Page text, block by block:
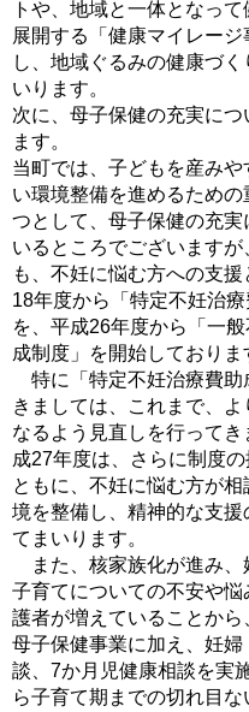
トや、地域と一体となっ
展開する「健康マイレー
し、地域ぐるみの健康づく
いります。
次に、母子保健の充実につ
ます。
当町では、子どもを産みや
い環境整備を進めるための
つとして、母子保健の充実
いるところでございますが
も、不妊に悩む方への支
18年度から「特定不妊治療
を、平成26年度から「一
成制度」を開始しておりま
特に「特定不妊治療費助
きましては、これまで、よ
なるよう見直しを行って
成27年度は、さらに制度
ともに、不妊に悩む方が相
境を整備し、精神的な支援
てまいります。
また、核家族化が進み、
子育てについての不安や悩
護者が増えていることから
母子保健事業に加え、妊婦
談、7か月児健康相談を実
ら子育て期までの切れ目な